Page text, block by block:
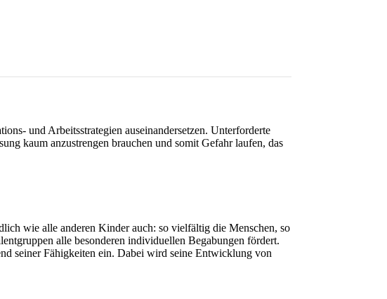
und Arbeitsstrategien auseinandersetzen. Unterforderte
kaum anzustrengen brauchen und somit Gefahr laufen, das
wie alle anderen Kinder auch: so vielfältig die Menschen, so
alle besonderen individuellen Begabungen fördert.
seiner Fähigkeiten ein. Dabei wird seine Entwicklung von